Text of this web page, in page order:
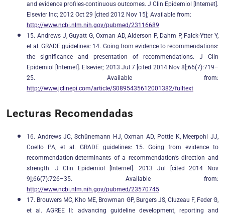
and evidence profiles-continuous outcomes. J Clin Epidemiol [Internet].
Elsevier Inc; 2012 Oct 29 [cited 2012 Nov 15]; Available from:
http://www.ncbi.nlm.nih.gov/pubmed/23116689
15. Andrews J, Guyatt G, Oxman AD, Alderson P, Dahm P, Falck-Ytter Y,
et al. GRADE guidelines: 14. Going from evidence to recommendations:
the significance and presentation of recommendations. J Clin
Epidemiol [Internet]. Elsevier; 2013 Jul 7 [cited 2014 Nov 8];66(7):719–
25. Available from:
http://www.jclinepi.com/article/S0895435612001382/fulltext
Lecturas Recomendadas
16. Andrews JC, Schünemann HJ, Oxman AD, Pottie K, Meerpohl JJ,
Coello PA, et al. GRADE guidelines: 15. Going from evidence to
recommendation-determinants of a recommendation’s direction and
strength. J Clin Epidemiol [Internet]. 2013 Jul [cited 2014 Nov
9];66(7):726–35. Available from:
http://www.ncbi.nlm.nih.gov/pubmed/23570745
17. Brouwers MC, Kho ME, Browman GP, Burgers JS, Cluzeau F, Feder G,
et al. AGREE II: advancing guideline development, reporting and